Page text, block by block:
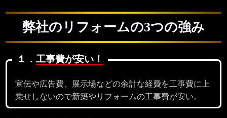
弊社のリフォームの3つの強み
１．工事費が安い！
宣伝や広告費、展示場などの余計な経費を工事費に上
乗せしないので新築やリフォームの工事費が安い。